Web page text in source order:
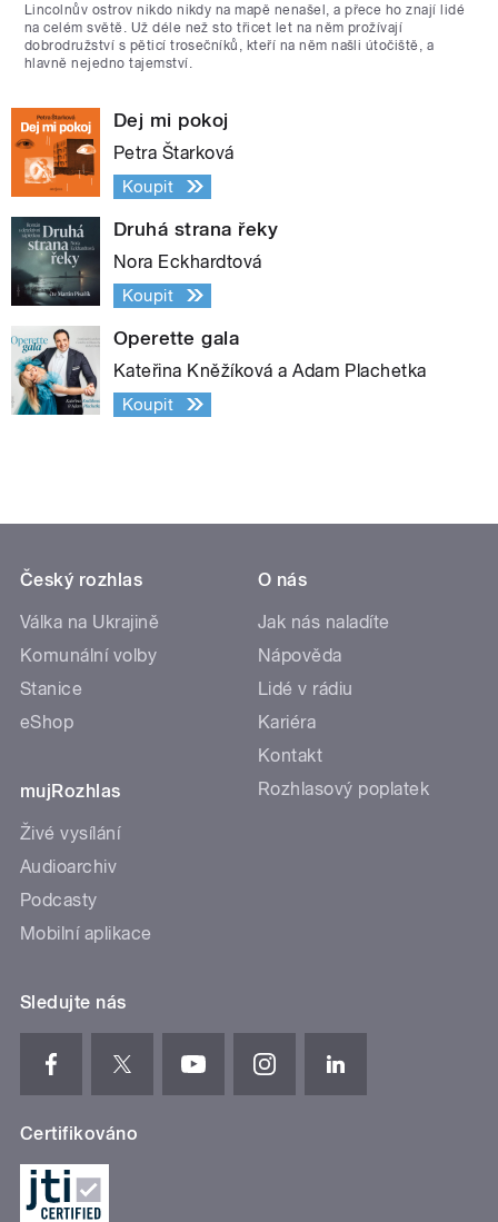
Lincolnův ostrov nikdo nikdy na mapě nenašel, a přece ho znají lidé
na celém světě. Už déle než sto třicet let na něm prožívají
dobrodružství s pěticí trosečníků, kteří na něm našli útočiště, a
hlavně nejedno tajemství.
Dej mi pokoj
Petra Štarková
Koupit
Druhá strana řeky
Nora Eckhardtová
Koupit
Operette gala
Kateřina Kněžíková a Adam Plachetka
Koupit
Český rozhlas
Válka na Ukrajině
Komunální volby
Stanice
eShop
mujRozhlas
Živé vysílání
Audioarchiv
Podcasty
Mobilní aplikace
O nás
Jak nás naladíte
Nápověda
Lidé v rádiu
Kariéra
Kontakt
Rozhlasový poplatek
Sledujte nás
Certifikováno